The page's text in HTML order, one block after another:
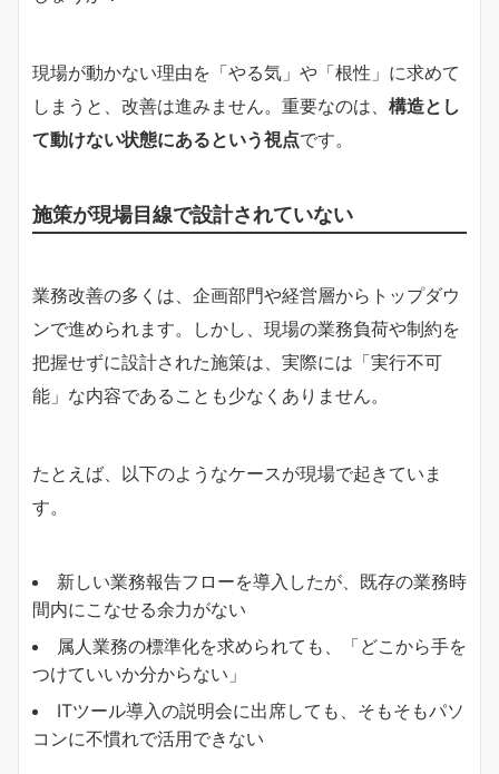
現場が動かない理由を「やる気」や「根性」に求めて
しまうと、改善は進みません。重要なのは、 構造とし
て動けない状態にあるという視点です。
施策が現場目線で設計されていない
業務改善の多くは、企画部門や経営層からトップダウ
ンで進められます。しかし、現場の業務負荷や制約を
把握せずに設計された施策は、実際には「実行不可
能」な内容であることも少なくありません。
たとえば、以下のようなケースが現場で起きていま
す。
新しい業務報告フローを導入したが、既存の業務時
間内にこなせる余力がない
属人業務の標準化を求められても、「どこから手を
つけていいか分からない」
ITツール導入の説明会に出席しても、そもそもパソ
コンに不慣れで活用できない